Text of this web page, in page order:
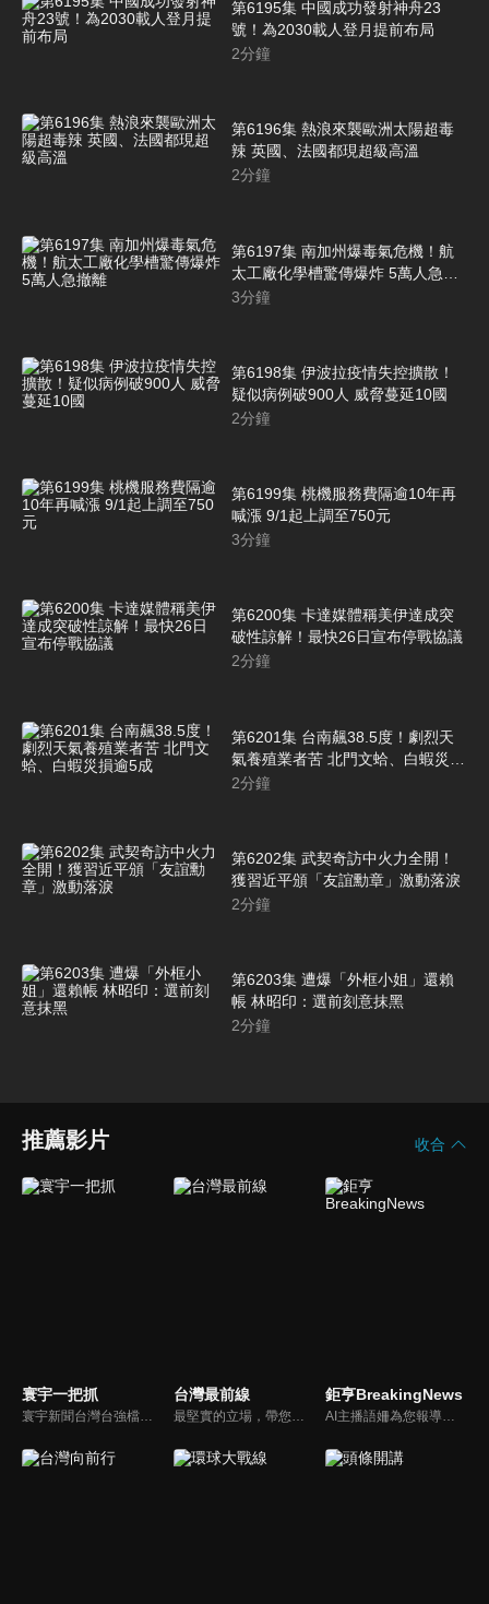
第6195集 中國成功發射神舟23
號！為2030載人登月提前布局
2分鐘
第6196集 熱浪來襲歐洲太陽超毒
辣 英國、法國都現超級高溫
2分鐘
第6197集 南加州爆毒氣危機！航
太工廠化學槽驚傳爆炸 5萬人急撤
離
3分鐘
第6198集 伊波拉疫情失控擴散！
疑似病例破900人 威脅蔓延10國
2分鐘
第6199集 桃機服務費隔逾10年再
喊漲 9/1起上調至750元
3分鐘
第6200集 卡達媒體稱美伊達成突
破性諒解！最快26日宣布停戰協議
2分鐘
第6201集 台南飆38.5度！劇烈天
氣養殖業者苦 北門文蛤、白蝦災損
逾5成
2分鐘
第6202集 武契奇訪中火力全開！
獲習近平頒「友誼勳章」激動落淚
2分鐘
第6203集 遭爆「外框小姐」還賴
帳 林昭印：選前刻意抹黑
2分鐘
推薦影片 收合
寰宇一把抓 台灣最前線 鉅亨BreakingNews
AI主播語姍為您報導【鉅亨Breaking News】！每週播報大事，讓新聞更貼近你！